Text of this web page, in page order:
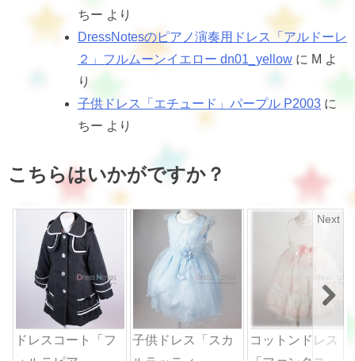
ちー より
DressNotesのピアノ演奏用ドレス「アルドーレ
２」フルムーンイエロー dn01_yellow に M よ
り
子供ドレス「エチュード」パープル P2003 に
ちー より
こちらはいかがですか？
ドレスコート「フ
子供ドレス「スカ
コットンドレス
Next